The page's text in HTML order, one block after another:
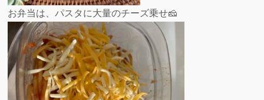
お弁当は、パスタに大量のチーズ乗せ🧀